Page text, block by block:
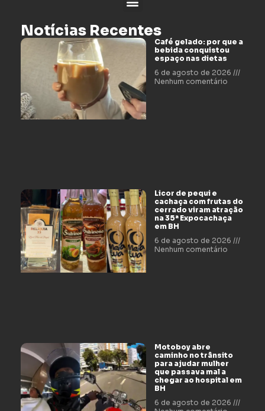
Notícias Recentes
Café gelado: por que a
bebida conquistou
espaço nas dietas
6 de agosto de 2026
Nenhum comentário
Licor de pequi e
cachaça com frutas do
cerrado viram atração
na 35ª Expocachaça
em BH
6 de agosto de 2026
Nenhum comentário
Motoboy abre
caminho no trânsito
para ajudar mulher
que passava mal a
chegar ao hospital em
BH
6 de agosto de 2026